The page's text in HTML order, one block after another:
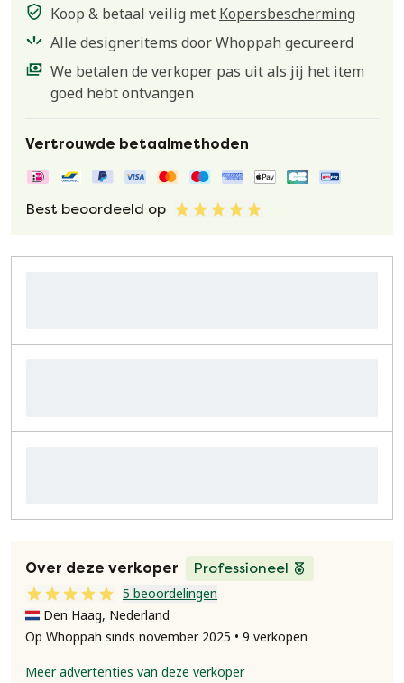
Koop & betaal veilig met Kopersbescherming
Alle designeritems door Whoppah gecureerd
We betalen de verkoper pas uit als jij het item
goed hebt ontvangen
Vertrouwde betaalmethoden
Best beoordeeld op
Over deze verkoper
Professioneel
5 beoordelingen
Den Haag, Nederland
Op Whoppah sinds november 2025 • 9 verkopen
Meer advertenties van deze verkoper